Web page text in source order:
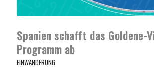
Spanien schafft das Goldene-
Programm ab
EINWANDERUNG